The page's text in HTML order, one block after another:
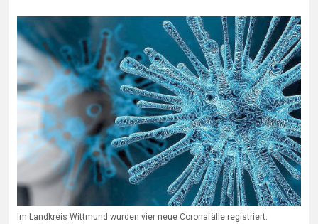
Im Landkreis Wittmund wurden vier neue Coronafälle registriert.